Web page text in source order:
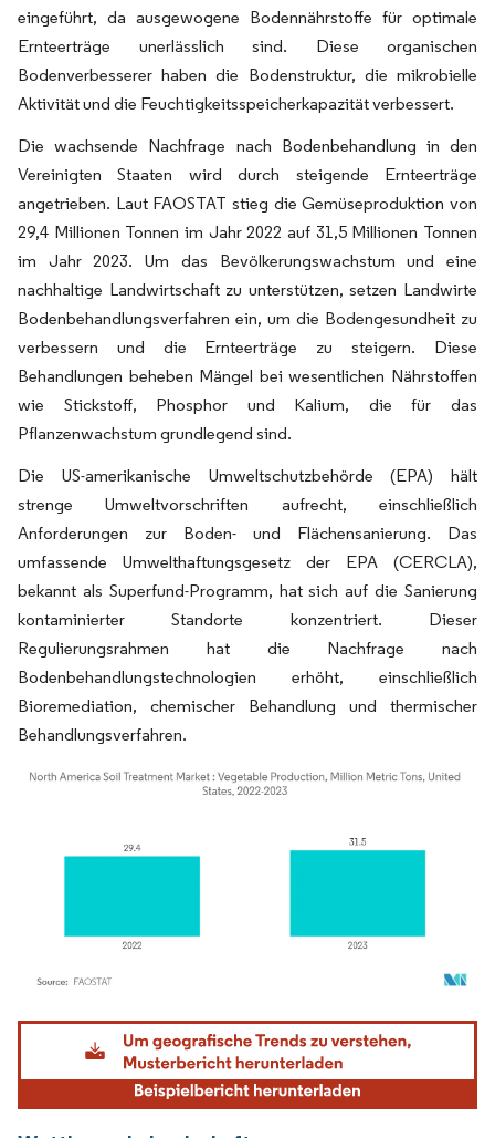
eingeführt, da ausgewogene Bodennährstoffe für optimale
Ernteerträge unerlässlich sind. Diese organischen
Bodenverbesserer haben die Bodenstruktur, die mikrobielle
Aktivität und die Feuchtigkeitsspeicherkapazität verbessert.
Die wachsende Nachfrage nach Bodenbehandlung in den
Vereinigten Staaten wird durch steigende Ernteerträge
angetrieben. Laut FAOSTAT stieg die Gemüseproduktion von
29,4 Millionen Tonnen im Jahr 2022 auf 31,5 Millionen Tonnen
im Jahr 2023. Um das Bevölkerungswachstum und eine
nachhaltige Landwirtschaft zu unterstützen, setzen Landwirte
Bodenbehandlungsverfahren ein, um die Bodengesundheit zu
verbessern und die Ernteerträge zu steigern. Diese
Behandlungen beheben Mängel bei wesentlichen Nährstoffen
wie Stickstoff, Phosphor und Kalium, die für das
Pflanzenwachstum grundlegend sind.
Die US-amerikanische Umweltschutzbehörde (EPA) hält
strenge Umweltvorschriften aufrecht, einschließlich
Anforderungen zur Boden- und Flächensanierung. Das
umfassende Umwelthaftungsgesetz der EPA (CERCLA),
bekannt als Superfund-Programm, hat sich auf die Sanierung
kontaminierter Standorte konzentriert. Dieser
Regulierungsrahmen hat die Nachfrage nach
Bodenbehandlungstechnologien erhöht, einschließlich
Bioremediation, chemischer Behandlung und thermischer
Behandlungsverfahren.
Bild © Mordor Intelligence. Wiederverwendung erfordert Namensnennung gemäß